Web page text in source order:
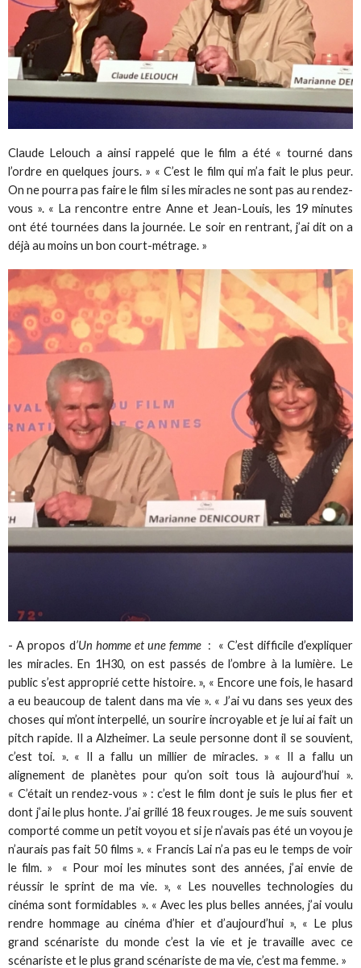
Claude Lelouch a ainsi rappelé que le film a été « tourné dans
l’ordre en quelques jours. » « C’est le film qui m’a fait le plus peur.
On ne pourra pas faire le film si les miracles ne sont pas au rendez-
vous ». « La rencontre entre Anne et Jean-Louis, les 19 minutes
ont été tournées dans la journée. Le soir en rentrant, j’ai dit on a
déjà au moins un bon court-métrage. »
- A propos d’Un homme et une femme : « C’est difficile d’expliquer
les miracles. En 1H30, on est passés de l’ombre à la lumière. Le
public s’est approprié cette histoire. », « Encore une fois, le hasard
a eu beaucoup de talent dans ma vie ». « J’ai vu dans ses yeux des
choses qui m’ont interpellé, un sourire incroyable et je lui ai fait un
pitch rapide. Il a Alzheimer. La seule personne dont il se souvient,
c’est toi. ». « Il a fallu un millier de miracles. » « Il a fallu un
alignement de planètes pour qu’on soit tous là aujourd’hui ».
« C’était un rendez-vous » : c’est le film dont je suis le plus fier et
dont j’ai le plus honte. J’ai grillé 18 feux rouges. Je me suis souvent
comporté comme un petit voyou et si je n’avais pas été un voyou je
n’aurais pas fait 50 films ». « Francis Lai n’a pas eu le temps de voir
le film. » « Pour moi les minutes sont des années, j’ai envie de
réussir le sprint de ma vie. », « Les nouvelles technologies du
cinéma sont formidables ». « Avec les plus belles années, j’ai voulu
rendre hommage au cinéma d’hier et d’aujourd’hui », « Le plus
grand scénariste du monde c’est la vie et je travaille avec ce
scénariste et le plus grand scénariste de ma vie, c’est ma femme. »